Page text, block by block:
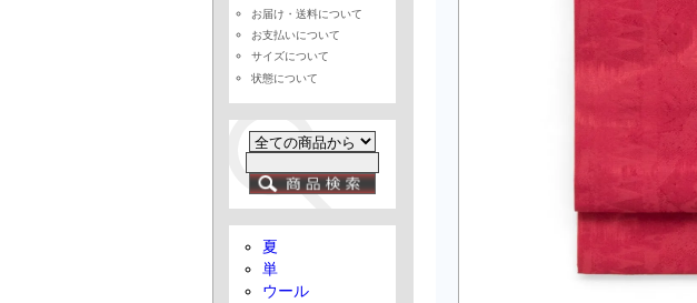
お届け・送料について
お支払いについて
サイズについて
状態について
夏
単
ウール